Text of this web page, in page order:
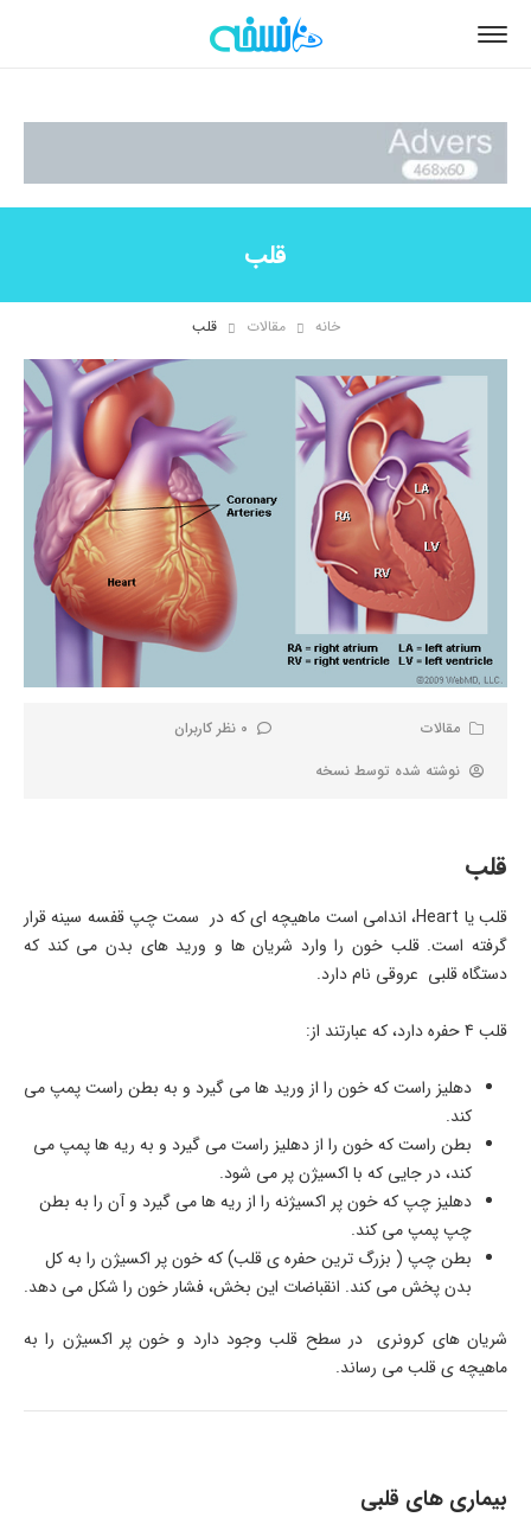
قلب
خانه مقالات قلب
مقالات
0 نظر کاربران
نوشته شده توسط نسخه
قلب
قلب یا Heart، اندامی است ماهیچه ای که در سمت چپ قفسه سینه قرار
گرفته است. قلب خون را وارد شریان ها و ورید های بدن می کند که
دستگاه قلبی عروقی نام دارد.
قلب 4 حفره دارد، که عبارتند از:
دهلیز راست که خون را از ورید ها می گیرد و به بطن راست پمپ می
کند.
بطن راست که خون را از دهلیز راست می گیرد و به ریه ها پمپ می
کند، در جایی که با اکسیژن پر می شود.
دهلیز چپ که خون پر اکسیژنه را از ریه ها می گیرد و آن را به بطن
چپ پمپ می کند.
بطن چپ ( بزرگ ترین حفره ی قلب) که خون پر اکسیژن را به کل
بدن پخش می کند. انقباضات این بخش، فشار خون را شکل می دهد.
شریان های کرونری در سطح قلب وجود دارد و خون پر اکسیژن را به
ماهیچه ی قلب می رساند.
بیماری های قلبی